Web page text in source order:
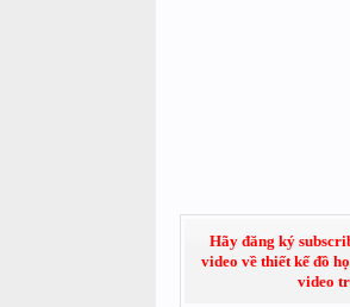
Hãy đăng ký
video về thiết kế đồ
video